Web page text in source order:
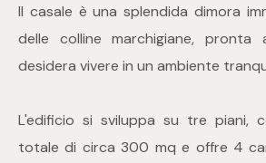
Il casale è una splendida dimora
delle colline marchigiane, pronta
desidera vivere in un ambiente
L'edificio si sviluppa su tre piani,
totale di circa 300 mq e offre 4
Prezzo